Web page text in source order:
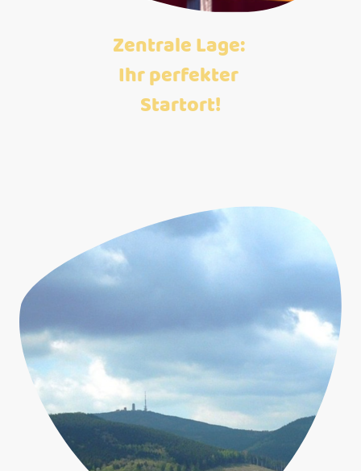
Zentrale Lage:
Ihr perfekter
Startort!